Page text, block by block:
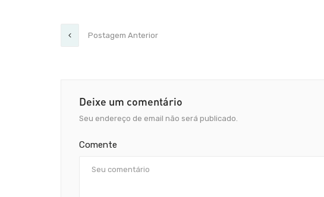
Postagem Anterior
Deixe um comentário
Seu endereço de email não será publicado.
Comente